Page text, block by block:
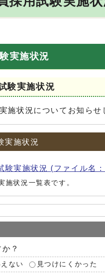
実施状況
験実施状況
状況についてお知らせ
実施状況
験実施状況 (ファイル
施状況一覧表です。
？
ない 見つけにくかった